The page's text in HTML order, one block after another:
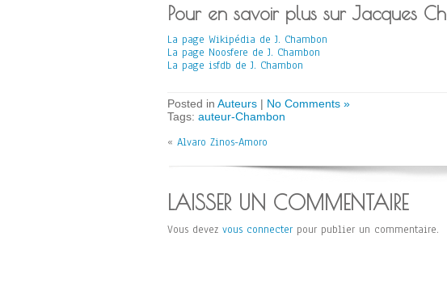
Pour en savoir plus sur Jacques
La page Wikipédia de J. Chambon
La page Noosfere de J. Chambon
La page isfdb de J. Chambon
Posted in Auteurs | No Comments »
Tags: auteur-Chambon
« Alvaro Zinos-Amoro
LAISSER UN COMMENTAIRE
Vous devez vous connecter pour publier un commentaire.